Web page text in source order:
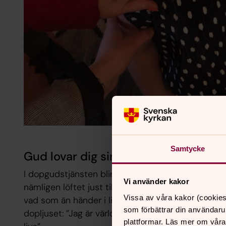
Samtycke
Vi använder kakor
Vissa av våra kakor
som förbättrar din
plattformar. Läs mer om
Gud lovar dig sin omsorg genom
I dopgudstjänsten blir löftet om omsorg och
nämligen löftet just till den som vi nämner vid
vad som än händer i livet. Jesus ord riktas mot
dopljuset: ”Jag är världens ljus, den som följer